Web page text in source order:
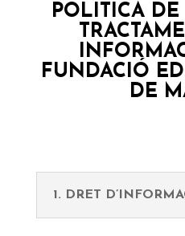
POLÍTICA DE
FUNDACIÓ
DE
1. DRET